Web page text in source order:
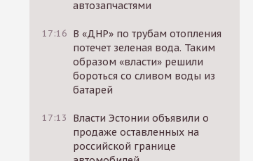
автозапчастями
17:16 В «ДНР» по трубам отопления
потечет зеленая вода. Таким
образом «власти» решили
бороться со сливом воды из
батарей
17:13
Власти Эстонии объявили о
продаже оставленных на
российской границе